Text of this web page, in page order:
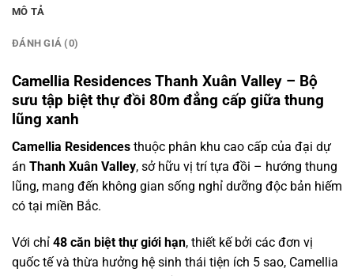
MÔ TẢ
ĐÁNH GIÁ (0)
Camellia Residences Thanh Xuân Valley – Bộ
sưu tập biệt thự đồi 80m đẳng cấp giữa thung
lũng xanh
Camellia Residences thuộc phân khu cao cấp của đại dự
án Thanh Xuân Valley, sở hữu vị trí tựa đồi – hướng thung
lũng, mang đến không gian sống nghỉ dưỡng độc bản hiếm
có tại miền Bắc.
Với chỉ 48 căn biệt thự giới hạn, thiết kế bởi các đơn vị
quốc tế và thừa hưởng hệ sinh thái tiện ích 5 sao, Camellia